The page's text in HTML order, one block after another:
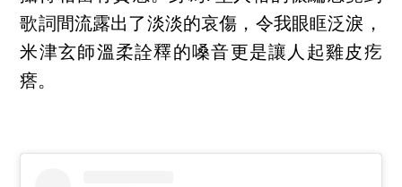
歌詞間流露出了淡淡的哀傷，令我眼眶泛淚，
米津玄師溫柔詮釋的嗓音更是讓人起雞皮疙
瘩。